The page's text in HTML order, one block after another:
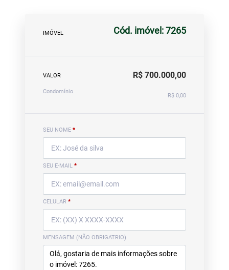
IMÓVEL Cód. imóvel: 7265
VALOR R$ 700.000,00
Condomínio
R$ 0,00
SEU NOME *
SEU E-MAIL *
CELULAR *
MENSAGEM (NÃO OBRIGATRIO)